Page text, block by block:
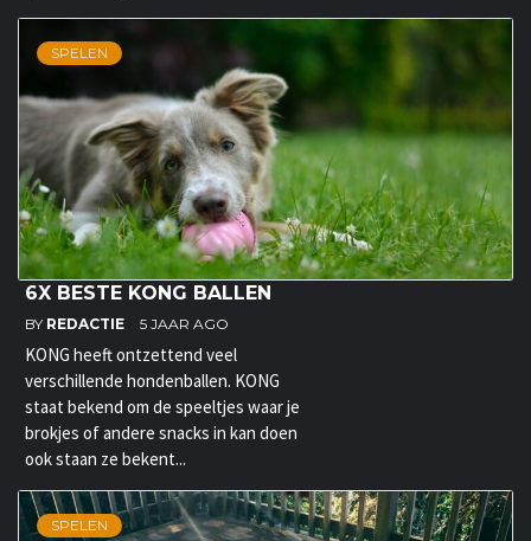
SPELEN
6X BESTE KONG BALLEN
BY REDACTIE 5 JAAR AGO
KONG heeft ontzettend veel
verschillende hondenballen. KONG
staat bekend om de speeltjes waar je
brokjes of andere snacks in kan doen
ook staan ze bekent...
SPELEN